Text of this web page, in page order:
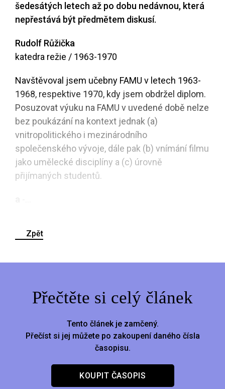
šedesátých letech až po dobu nedávnou, která
nepřestává být předmětem diskusí.
Rudolf Růžička
katedra režie / 1963-1970
Navštěvoval jsem učebny FAMU v letech 1963-
1968, respektive 1970, kdy jsem obdržel diplom.
Posuzovat výuku na FAMU v uvedené době nelze
bez poukázání na kontext jednak (a)
vnitropolitického i mezinárodního
společenského vývoje, dále pak (b) vnímání filmu
jako umělecké disciplíny a (c) úrovně
přijímaných studentů.
Zpět
Přečtěte si celý článek
Tento článek je zamčený.
Přečíst si jej můžete po zakoupení daného čísla
časopisu.
KOUPIT ČASOPIS